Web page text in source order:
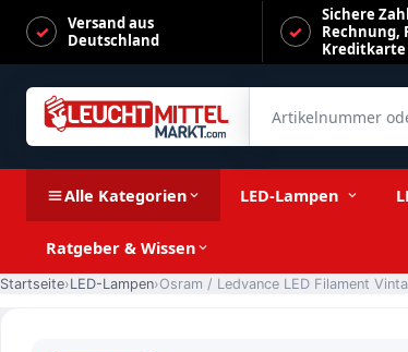
Versand aus
Deutschland
Sichere
Rechnung,
Kreditkarte
Alle Kategorien LED-Lampen
Ratgeber & Wissen
Startseite LED-Lampen
Osram / Ledvance LED Filament Vintage 1906